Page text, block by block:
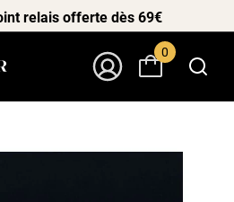
relais offerte dès 69€
0